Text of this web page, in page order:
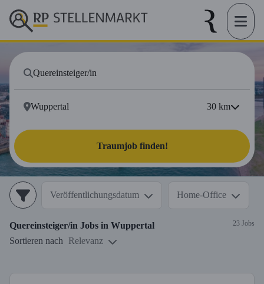
30 km
Traumjob finden!
Veröffentlichungsdatum Home-Office
Quereinsteiger/in Jobs in Wuppertal 23 Jobs
Sortieren nach Relevanz